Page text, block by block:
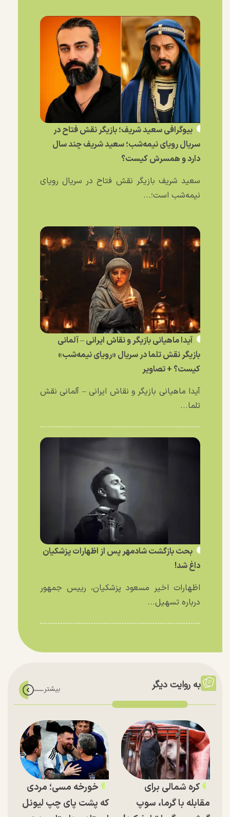
بیوگرافی سعید شریف؛ بازیگر نقش فتاح در
سریال رویای نیمه‌شب؛ سعید شریف چند سال
دارد و همسرش کیست؟
سعید شریف بازیگر نقش فتاح در سریال رویای
نیمه‌شب است؛...
آیدا ماهیانی بازیگر و نقاش ایرانی – آلمانی
بازیگر نقش تلما در سریال «رویای نیمه‌شب»
کیست؟ + تصاویر
آیدا ماهیانی بازیگر و نقاش ایرانی – آلمانی نقش
تلما...
بحث بازگشت شادمهر پس از اظهارات پزشکیان
داغ شد!
اظهارات اخیر مسعود پزشکیان، رییس جمهور
درباره تسهیل...
به روایت دیگر
کره شمالی برای
مقابله با گرما، سوپ
خورخه مسی؛ مردی
که پشت پای چپ لیونل